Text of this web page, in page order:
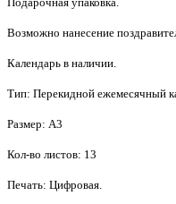
Возможно нанесение
Календарь в наличии.
Тип: Перекидной ежемесячный
Размер: А3
Кол-во листов: 13
Печать: Цифровая.